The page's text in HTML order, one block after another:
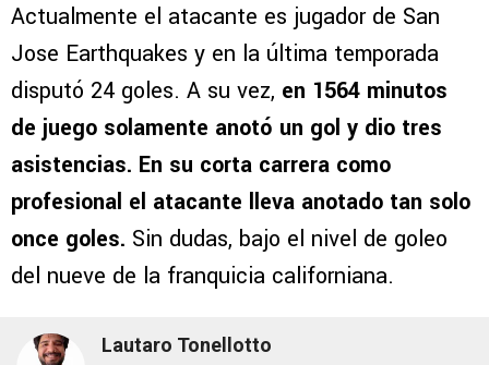
Actualmente el atacante es jugador de San
Jose Earthquakes y en la última temporada
disputó 24 goles. A su vez, en 1564 minutos
de juego solamente anotó un gol y dio tres
asistencias. En su corta carrera como
profesional el atacante lleva anotado tan solo
once goles. Sin dudas, bajo el nivel de goleo
del nueve de la franquicia californiana.
Lautaro Tonellotto